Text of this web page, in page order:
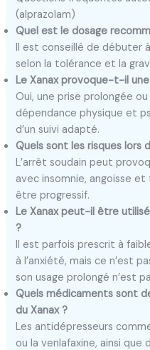
(alprazolam)
Quel est le dosage
Il est conseillé de débuter
selon la tolérance et la
Le Xanax provoque-t-il
Oui, une prise prolongée
dépendance physique et
d’un suivi adapté.
Quels sont les risques lors
L’arrêt soudain peut
avec insomnie, angoisse
être progressif.
Le Xanax peut-il être
?
Il est parfois prescrit à
à l’anxiété, mais ce n’est
son usage prolongé n’est
Quels médicaments sont
du Xanax ?
Les antidépresseurs
ou la venlafaxine, ainsi que